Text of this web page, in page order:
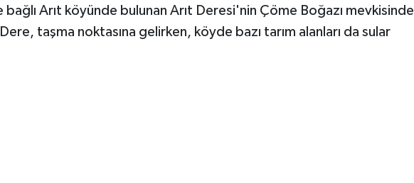
bağlı Arıt köyünde bulunan Arıt Deresi'nin Çöme Boğazı mevkisinde
taşma noktasına gelirken, köyde bazı tarım alanları da sular